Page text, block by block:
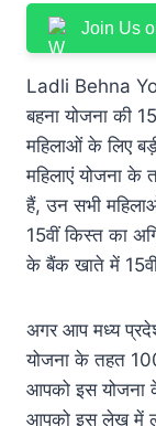
Join Us
Ladli Behna
बहना योजना की
महिलाओं के लिए
महिलाएं योजना के
हैं, उन सभी
15वीं किस्त का
के बैंक खाते में
अगर आप मध्य
योजना के तहत
आपको इस योजना
आपको इस लेख में